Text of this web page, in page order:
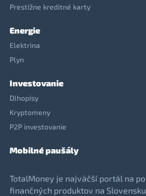
Prestížne kreditné karty
Energie
Elektrina
Plyn
Investovanie
Dlhopisy
Kryptomeny
P2P investovanie
Mobilné paušály
TotalMoney je najväčší portál na
finančných produktov na